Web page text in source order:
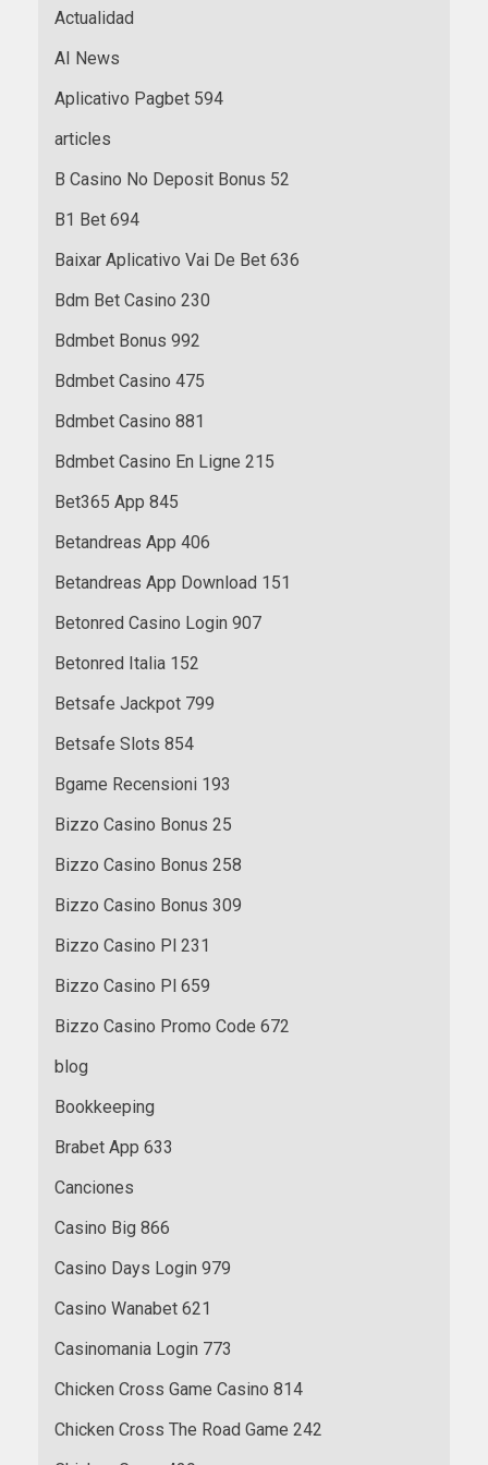
Actualidad
AI News
Aplicativo Pagbet 594
articles
B Casino No Deposit Bonus 52
B1 Bet 694
Baixar Aplicativo Vai De Bet 636
Bdm Bet Casino 230
Bdmbet Bonus 992
Bdmbet Casino 475
Bdmbet Casino 881
Bdmbet Casino En Ligne 215
Bet365 App 845
Betandreas App 406
Betandreas App Download 151
Betonred Casino Login 907
Betonred Italia 152
Betsafe Jackpot 799
Betsafe Slots 854
Bgame Recensioni 193
Bizzo Casino Bonus 25
Bizzo Casino Bonus 258
Bizzo Casino Bonus 309
Bizzo Casino Pl 231
Bizzo Casino Pl 659
Bizzo Casino Promo Code 672
blog
Bookkeeping
Brabet App 633
Canciones
Casino Big 866
Casino Days Login 979
Casino Wanabet 621
Casinomania Login 773
Chicken Cross Game Casino 814
Chicken Cross The Road Game 242